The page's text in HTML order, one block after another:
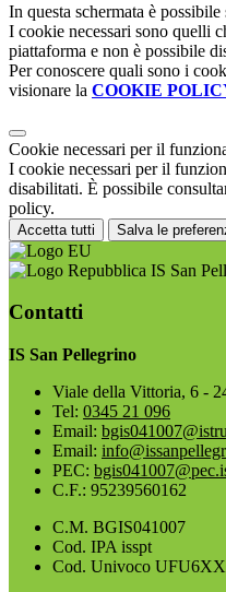
In questa schermata è
I cookie necessari sono quelli
piattaforma e non è possibile
Per conoscere quali sono i
visionare la COOKIE
Cookie necessari per il
I cookie necessari per il
disabilitati. È possibile
policy.
Accetta tutti Salva le
IS San
Contatti
IS San Pellegrino
Viale della Vittoria, 6 -
Tel: 0345 21 096
Email:
Email:
PEC:
C.F.: 95239560162
C.M. BGIS041007
Cod. IPA isspt
Cod. Univoco UFU6XX